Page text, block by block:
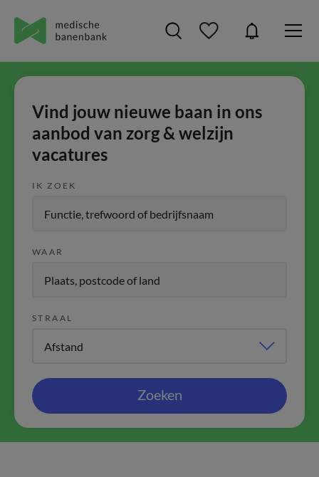
Vind jouw nieuwe baan in ons
aanbod van zorg & welzijn
vacatures
IK ZOEK
WAAR
STRAAL
Zoeken